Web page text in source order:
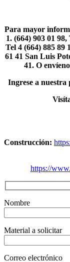
Para mayor
1. (664) 903 01 98,
Tel 4 (664) 885 89
61 41 San Luis
41. O
Ingrese a
Construcción:
https://
Nombre
Material a solicitar
Correo electrónico